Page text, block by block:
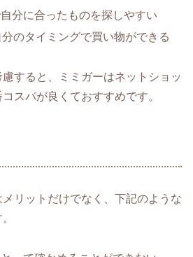
分に合ったものを探しやすい
のタイミングで買い物ができる
すると、ミミガーはネットショッ
スパが良くておすすめです。
リットだけでなく、下記のような